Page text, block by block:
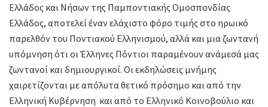
Ελλάδος και Νήσων της Παμποντιακής Ομοσπονδίας
Ελλάδος, αποτελεί έναν ελάχιστο φόρο τιμής στο ηρωικό
παρελθόν του Ποντιακού Ελληνισμού, αλλά και μια ζωντανή
υπόμνηση ότι οι Έλληνες Πόντιοι παραμένουν ανάμεσά μας
ζωντανοί και δημιουργικοί. Οι εκδηλώσεις μνήμης
χαιρετίζονται με απόλυτα θετικό πρόσημο και από την
Ελληνική Κυβέρνηση και από το Ελληνικό Κοινοβούλιο και